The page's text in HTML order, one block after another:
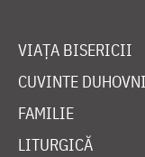
VIAȚA BISERICII
CUVINTE
FAMILIE
LITURGICĂ